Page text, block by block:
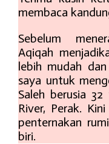
membaca
Sebelum
Aqiqah
lebih mudah
saya untuk
Saleh berusia
River, Perak.
penternakan
biri.